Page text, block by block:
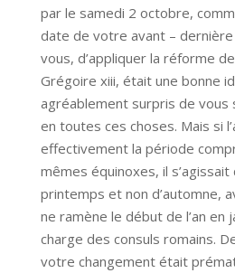
par le samedi 2 octobre,
date de votre avant –
vous, d’appliquer la réforme
Grégoire xiii, était une bonne
agréablement surpris de vous
en toutes ces choses. Mais si
effectivement la période
mêmes équinoxes, il s’agissait
printemps et non d’automne,
ne ramène le début de l’an en
charge des consuls romains.
votre changement était